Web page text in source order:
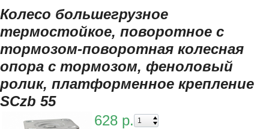
Колесо большегрузное
термостойкое, поворотное с
тормозом-поворотная колесная
опора с тормозом, феноловый
ролик, платформенное крепление
SCzb 55
628 р.